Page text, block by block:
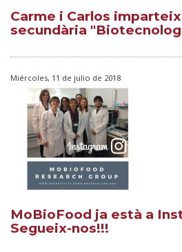
Carme i Carlos
secundària
Miércoles, 11 de julio de 2018
MoBioFood ja està a
Segueix-nos!!!